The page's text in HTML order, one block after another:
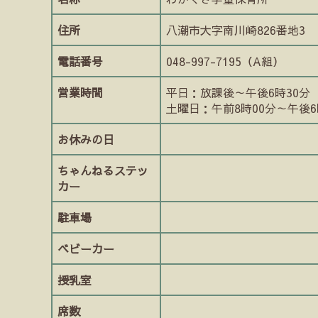
住所
八潮市大字南川崎826番地3
電話番号
048-997-7195（A組）
営業時間
平日：放課後～午後6時30分
土曜日：午前8時00分～午後
お休みの日
ちゃんねるステッ
カー
駐車場
ベビーカー
授乳室
席数